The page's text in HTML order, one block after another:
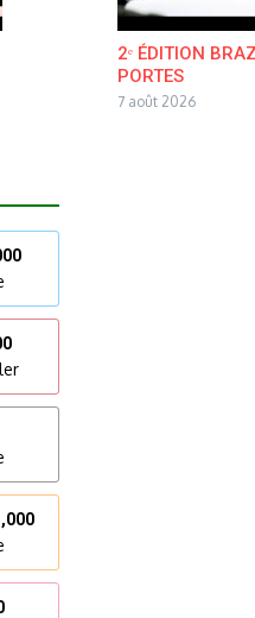
2ᵉ ÉDITION
PORTES
7 août 2026